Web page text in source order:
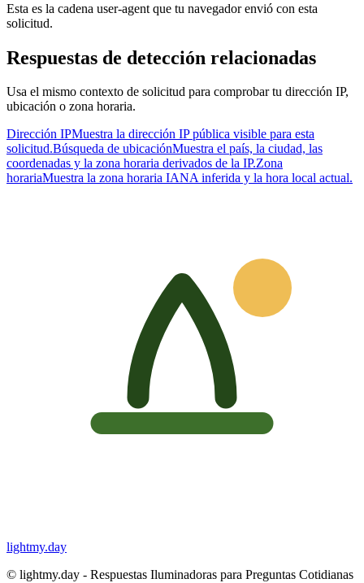
Esta es la cadena user-agent que tu navegador envió con esta
solicitud.
Respuestas de detección relacionadas
Usa el mismo contexto de solicitud para comprobar tu dirección IP,
ubicación o zona horaria.
Dirección IPMuestra la dirección IP pública visible para esta
solicitud.Búsqueda de ubicaciónMuestra el país, la ciudad, las
coordenadas y la zona horaria derivados de la IP.Zona
horariaMuestra la zona horaria IANA inferida y la hora local actual.
lightmy.day
© lightmy.day - Respuestas Iluminadoras para Preguntas Cotidianas